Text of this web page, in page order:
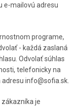
e-mailovú adresu
programe,
- každá zaslaná
Odvolať súhlas
telefonicky na
info@sofia.sk.
je